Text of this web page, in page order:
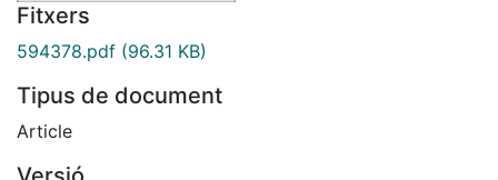
Fitxers
594378.pdf (96.31 KB)
Tipus de document
Article